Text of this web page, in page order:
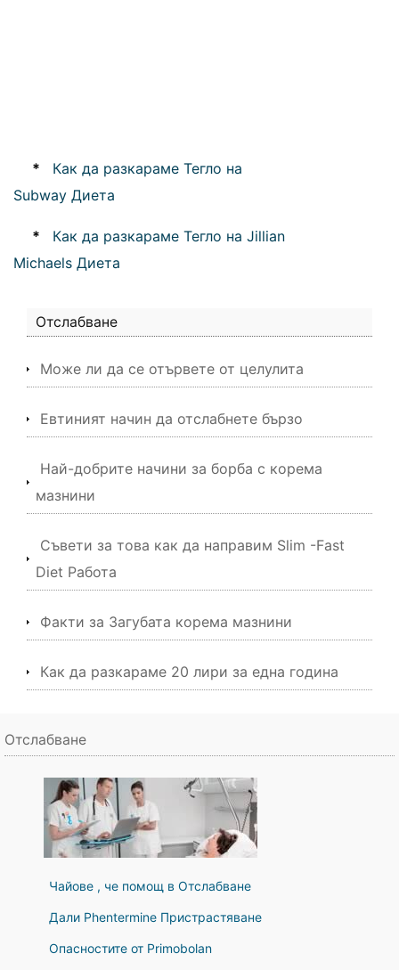
*
Как да разкараме Тегло на
Subway Диета
*
Как да разкараме Тегло на Jillian
Michaels Диета
Отслабване
Може ли да се отървете от целулита
Евтиният начин да отслабнете бързо
Най-добрите начини за борба с корема
мазнини
Съвети за това как да направим Slim -Fast
Diet Работа
Факти за Загубата корема мазнини
Как да разкараме 20 лири за една година
Отслабване
Чайове , че помощ в Отслабване
Дали Phentermine Пристрастяване
Опасностите от Primobolan